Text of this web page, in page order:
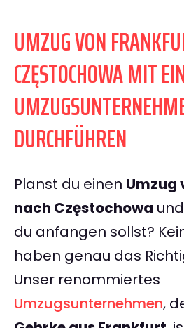
UMZUG VON
CZĘSTOCHOWA MIT
DURCHFÜHREN
Planst du einen Umzug
nach Częstochowa
du anfangen sollst?
haben genau das
Unser renommiertes
Umzugsunternehmen,